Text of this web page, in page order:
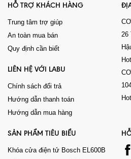
HỖ TRỢ KHÁCH HÀNG
Trung tâm trợ giúp
An toàn mua bán
Quy định cần biết
LIÊN HỆ VỚI LABU
Chính sách đổi trả
Hướng dẫn thanh toán
Hướng dẫn mua hàng
26
SẢN PHẨM TIÊU BIỂU
Khóa cửa điện tử Bosch EL600B